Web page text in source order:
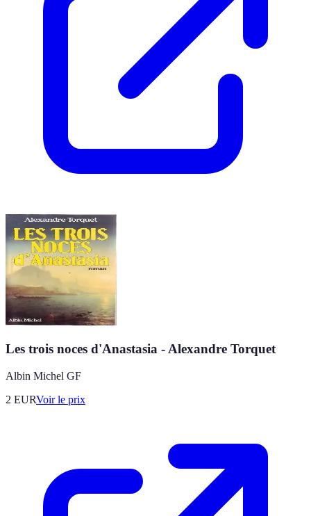
Les trois noces d'Anastasia - Alexandre Torquet
Albin Michel GF
2 EURVoir le prix